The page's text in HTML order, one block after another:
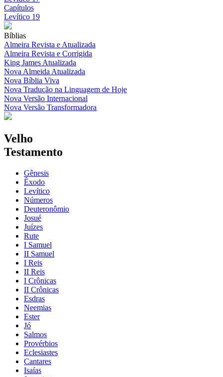
Capítulos
Levítico 19
Bíblias
Almeira Revista e Atualizada
Almeira Revista e Corrigida
King James Atualizada
Nova Almeida Atualizada
Nova Bíblia Viva
Nova Tradução na Linguagem de Hoje
Nova Versão Internacional
Nova Versão Transformadora
Velho
Testamento
Gênesis
Êxodo
Levítico
Números
Deuteronômio
Josué
Juízes
Rute
I Samuel
II Samuel
I Reis
II Reis
I Crônicas
II Crônicas
Esdras
Neemias
Ester
Jó
Salmos
Provérbios
Eclesiastes
Cantares
Isaías